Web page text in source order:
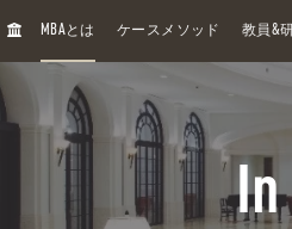
H
MBAとは ケースメソッド 教員&
In